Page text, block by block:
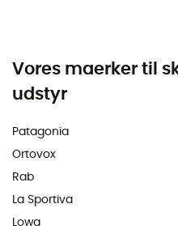
Vores maerker til
udstyr
Patagonia
Ortovox
Rab
La Sportiva
Lowa